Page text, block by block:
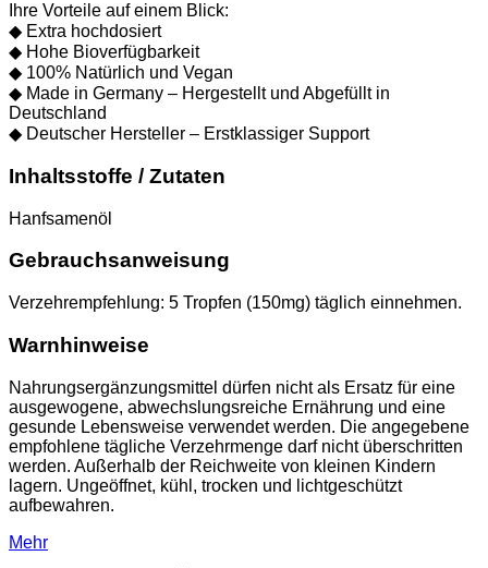
Ihre Vorteile auf einem Blick:
◆ Extra hochdosiert
◆ Hohe Bioverfügbarkeit
◆ 100% Natürlich und Vegan
◆ Made in Germany – Hergestellt und Abgefüllt in
Deutschland
◆ Deutscher Hersteller – Erstklassiger Support
Inhaltsstoffe / Zutaten
Hanfsamenöl
Gebrauchsanweisung
Verzehrempfehlung: 5 Tropfen (150mg) täglich einnehmen.
Warnhinweise
Nahrungsergänzungsmittel dürfen nicht als Ersatz für eine
ausgewogene, abwechslungsreiche Ernährung und eine
gesunde Lebensweise verwendet werden. Die angegebene
empfohlene tägliche Verzehrmenge darf nicht überschritten
werden. Außerhalb der Reichweite von kleinen Kindern
lagern. Ungeöffnet, kühl, trocken und lichtgeschützt
aufbewahren.
Mehr